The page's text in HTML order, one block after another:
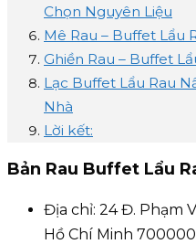
Chọn Nguyên Liệu
Mê Rau – Buffet Lẩu
Ghiền Rau – Buffet
Lạc Buffet Lẩu Rau
Nhà
Lời kết:
Bản Rau Buffet Lẩu
Địa chỉ: 24 Đ. Phạm
Hồ Chí Minh 700000